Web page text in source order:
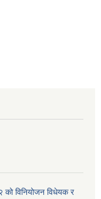
को विनियोजन विधेयक र